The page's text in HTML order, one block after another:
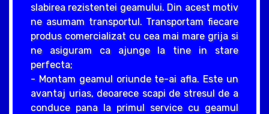
slabirea rezistentei geamului. Din acest motiv
ne asumam transportul. Transportam fiecare
produs comercializat cu cea mai mare grija si
ne asiguram ca ajunge la tine in stare
perfecta;
- Montam geamul oriunde te-ai afla. Este un
avantaj urias, deoarece scapi de stresul de a
conduce pana la primul service cu geamul